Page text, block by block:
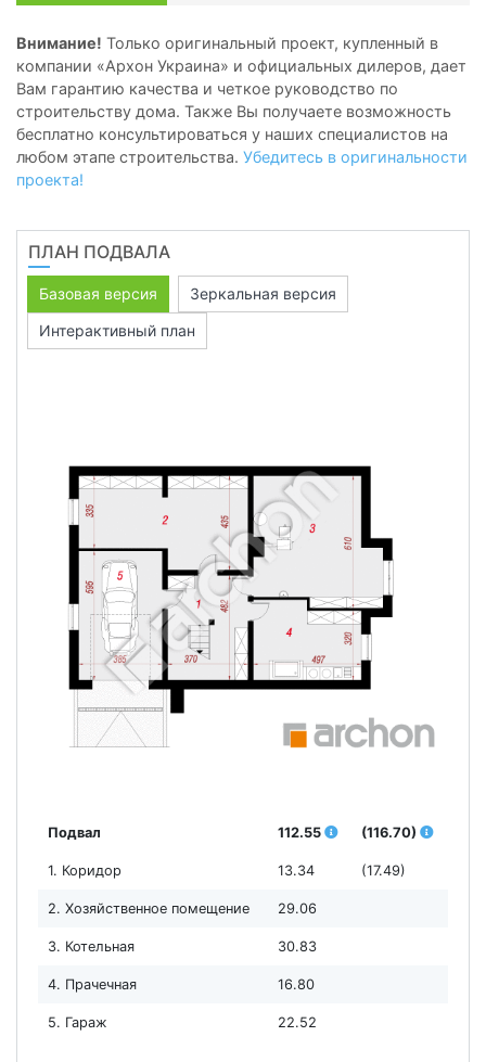
Внимание! Только оригинальный проект, купленный в
компании «Архон Украина» и официальных дилеров, дает
Вам гарантию качества и четкое руководство по
строительству дома. Также Вы получаете возможность
бесплатно консультироваться у наших специалистов на
любом этапе строительства. Убедитесь в оригинальности
проекта!
ПЛАН ПОДВАЛА
Базовая версия
Зеркальная версия
Интерактивный план
Подвал 112.55 (116.70)
1. Коридор 13.34 (17.49)
2. Хозяйственное помещение 29.06
3. Котельная 30.83
4. Прачечная 16.80
5. Гараж 22.52